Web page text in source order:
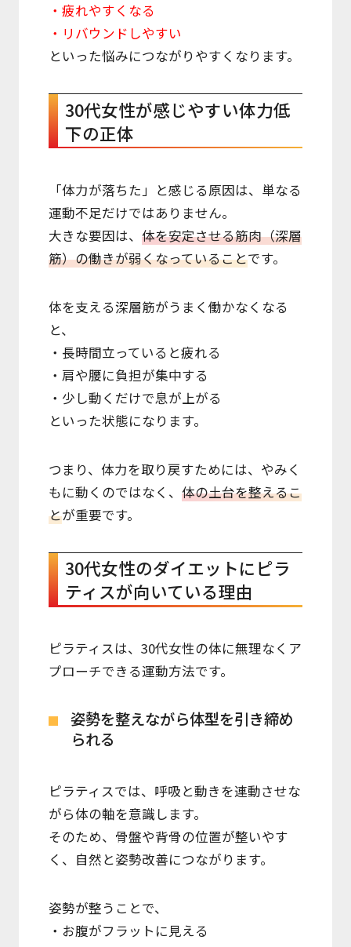
・疲れやすくなる
・リバウンドしやすい
といった悩みにつながりやすくなります。
30代女性が感じやすい体力低
下の正体
「体力が落ちた」と感じる原因は、単なる
運動不足だけではありません。
大きな要因は、 体を安定させる筋肉（深層
筋）の働きが弱くなっていることです。
体を支える深層筋がうまく働かなくなる
と、
・長時間立っていると疲れる
・肩や腰に負担が集中する
・少し動くだけで息が上がる
といった状態になります。
つまり、体力を取り戻すためには、やみく
もに動くのではなく、 体の土台を整えるこ
とが重要です。
30代女性のダイエットにピラ
ティスが向いている理由
ピラティスは、30代女性の体に無理なくア
プローチできる運動方法です。
姿勢を整えながら体型を引き締め
られる
ピラティスでは、呼吸と動きを連動させな
がら体の軸を意識します。
そのため、骨盤や背骨の位置が整いやす
く、自然と姿勢改善につながります。
姿勢が整うことで、
・お腹がフラットに見える